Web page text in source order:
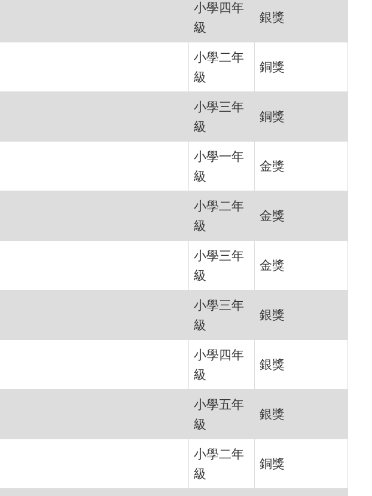
小學四年
級
銀獎
小學二年
級
銅獎
小學三年
級
銅獎
小學一年
級
金獎
小學二年
級
金獎
小學三年
級
金獎
小學三年
級
銀獎
小學四年
級
銀獎
小學五年
級
銀獎
小學二年
級
銅獎